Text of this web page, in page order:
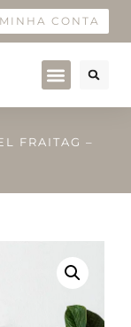
MINHA CONTA
FRAITAG –